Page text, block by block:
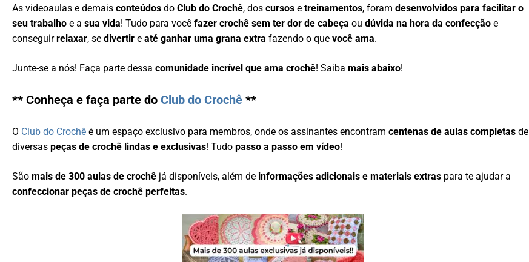
As videoaulas e demaisconteúdos do Club do Crochê, doscursos etreinamentos, foramdesenvolvidos para facilitar o
seu trabalho e asua vida! Tudo para vocêfazer crochê sem ter dor de cabeça oudúvida na hora da confecção e
conseguirrelaxar, sedivertir eaté ganhar uma grana extra fazendo o quevocê ama.
Junte-se a nós! Faça parte dessacomunidade incrível que ama crochê! Saibamais abaixo!
** Conheça e faça parte doClub do Crochê **
O Club do Crochê é um espaço exclusivo para membros, onde os assinantes encontramcentenas de aulas completas de
diversaspeças de crochê lindas e exclusivas! Tudopasso a passo em vídeo!
Sãomais de 300 aulas de crochê já disponíveis, além de informações adicionais e materiais extras para te ajudar a
confeccionar peças de crochê perfeitas.